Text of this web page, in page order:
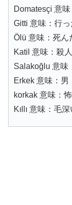
Domatesçi 意
Gitti 意味：行っ
Ölü 意味：死ん
Katil 意味：殺
Salakoğlu 意味
Erkek 意味：男
korkak 意味：
Kıllı 意味：毛深